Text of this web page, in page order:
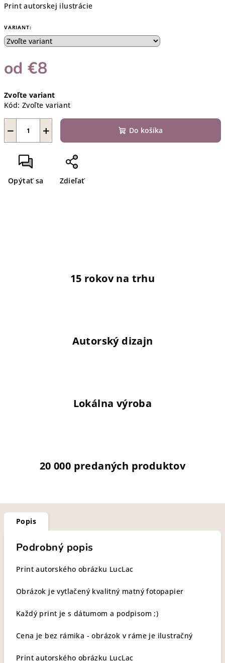
Print autorskej ilustrácie
VARIANT:
od€8
cena:
Zvoľte variant
Kód: Zvoľte variant
+
− Do košíka
Opýtať sa Zdieľať
15 rokov na trhu
Autorský dizajn
Lokálna výroba
20 000 predaných produktov
Popis
Podrobný popis
Print autorského obrázku LucLac
Obrázok je vytlačený kvalitný matný fotopapier
Každý print je s dátumom a podpisom ;)
Cena je bez rámika - obrázok v ráme je ilustračný
Print autorského obrázku LucLac